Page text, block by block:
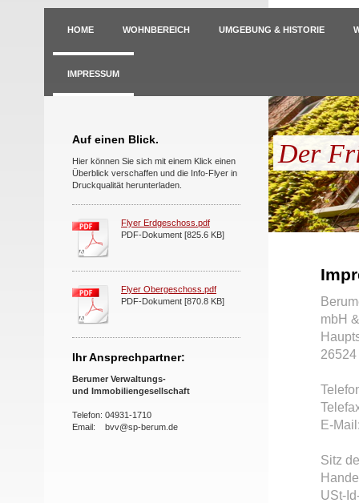
HOME WOHNBEREICH UMGEBUNG & HISTORIE
IMPRESSUM
Auf einen Blick.
Hier können Sie sich mit einem Klick einen
Überblick verschaffen und die Info-Flyer in
Druckqualität herunterladen.
Flyer Erdgeschoss.pdf
PDF-Dokument [825.6 KB]
Flyer Obergeschoss.pdf
PDF-Dokument [870.8 KB]
Ihr Ansprechpartner:
Berumer Verwaltungs-
und Immobiliengesellschaft
Telefon: 04931-1710
Email: bvv@sp-berum.de
Der
mbH
E-
Sitz
USt-